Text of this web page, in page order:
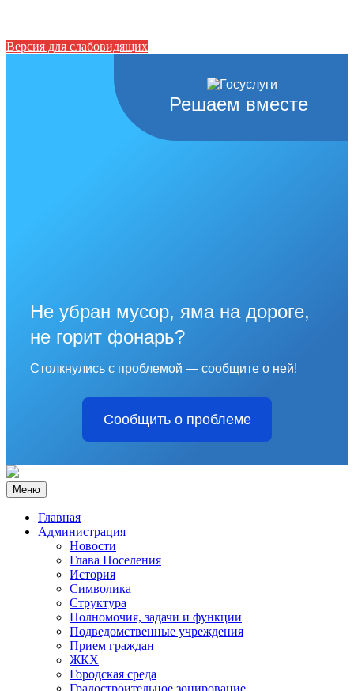
Версия для слабовидящих
Решаем вместе
Не убран мусор, яма на дороге,
не горит фонарь?
Столкнулись с проблемой — сообщите о ней!
Сообщить о проблеме
Меню
Главная
Администрация
Новости
Глава Поселения
История
Символика
Структура
Полномочия, задачи и функции
Подведомственные учреждения
Прием граждан
ЖКХ
Городская среда
Градостроительное зонирование